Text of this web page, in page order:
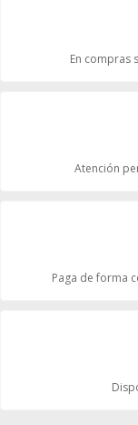
En compras
Atención
Paga de forma